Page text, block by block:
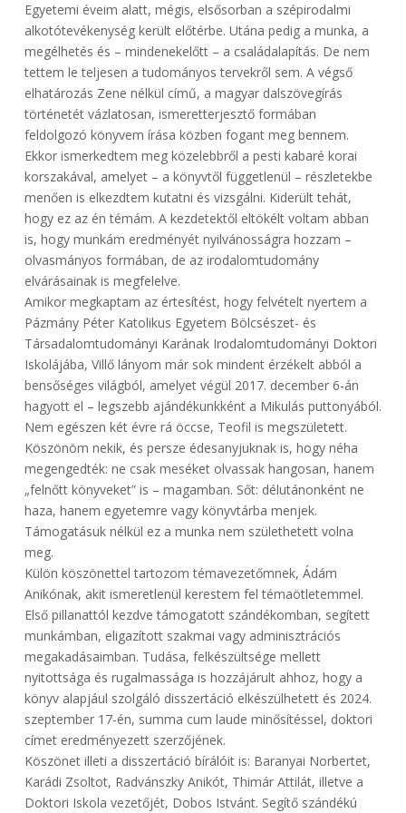
Egyetemi éveim alatt, mégis, elsősorban a szépirodalmi
alkotótevékenység került előtérbe. Utána pedig a munka, a
megélhetés és – mindenekelőtt – a családalapítás. De nem
tettem le teljesen a tudományos tervekről sem. A végső
elhatározás Zene nélkül című, a magyar dalszövegírás
történetét vázlatosan, ismeretterjesztő formában
feldolgozó könyvem írása közben fogant meg bennem.
Ekkor ismerkedtem meg közelebbről a pesti kabaré korai
korszakával, amelyet – a könyvtől függetlenül – részletekbe
menően is elkezdtem kutatni és vizsgálni. Kiderült tehát,
hogy ez az én témám. A kezdetektől eltökélt voltam abban
is, hogy munkám eredményét nyilvánosságra hozzam –
olvasmányos formában, de az irodalomtudomány
elvárásainak is megfelelve.
Amikor megkaptam az értesítést, hogy felvételt nyertem a
Pázmány Péter Katolikus Egyetem Bölcsészet- és
Társadalomtudományi Karának Irodalomtudományi Doktori
Iskolájába, Villő lányom már sok mindent érzékelt abból a
bensőséges világból, amelyet végül 2017. december 6-án
hagyott el – legszebb ajándékunkként a Mikulás puttonyából.
Nem egészen két évre rá öccse, Teofil is megszületett.
Köszönöm nekik, és persze édesanyjuknak is, hogy néha
megengedték: ne csak meséket olvassak hangosan, hanem
„felnőtt könyveket” is – magamban. Sőt: délutánonként ne
haza, hanem egyetemre vagy könyvtárba menjek.
Támogatásuk nélkül ez a munka nem születhetett volna
meg.
Külön köszönettel tartozom témavezetőmnek, Ádám
Anikónak, akit ismeretlenül kerestem fel témaötletemmel.
Első pillanattól kezdve támogatott szándékomban, segített
munkámban, eligazított szakmai vagy adminisztrációs
megakadásaimban. Tudása, felkészültsége mellett
nyitottsága és rugalmassága is hozzájárult ahhoz, hogy a
könyv alapjául szolgáló disszertáció elkészülhetett és 2024.
szeptember 17-én, summa cum laude minősítéssel, doktori
címet eredményezett szerzőjének.
Köszönet illeti a disszertáció bírálóit is: Baranyai Norbertet,
Karádi Zsoltot, Radvánszky Anikót, Thimár Attilát, illetve a
Doktori Iskola vezetőjét, Dobos Istvánt. Segítő szándékú